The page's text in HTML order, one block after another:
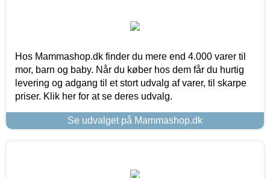
Hos Mammashop.dk finder du mere end 4.000 varer til
mor, barn og baby. Når du køber hos dem får du hurtig
levering og adgang til et stort udvalg af varer, til skarpe
priser. Klik her for at se deres udvalg.
Se udvalget på Mammashop.dk